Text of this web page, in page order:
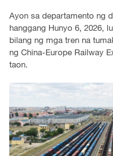
Ayon sa departamento ng
hanggang Hunyo 6, 2026,
bilang ng mga tren na
ng China-Europe Railway
taon.